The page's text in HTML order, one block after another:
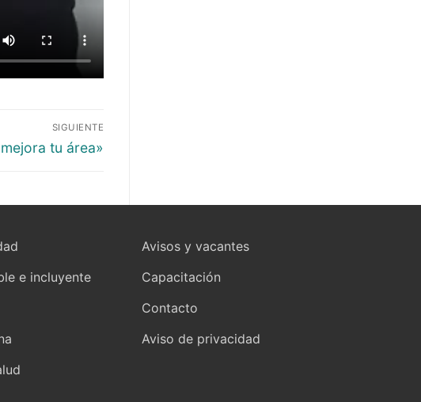
SIGUIENTE
tu área»
e incluyente
Avisos y vacantes
Capacitación
Contacto
Aviso de privacidad